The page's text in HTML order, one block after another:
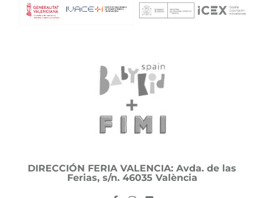
DIRECCIÓN FERIA VALENCIA: Avda. de las
Ferias, s/n. 46035 València